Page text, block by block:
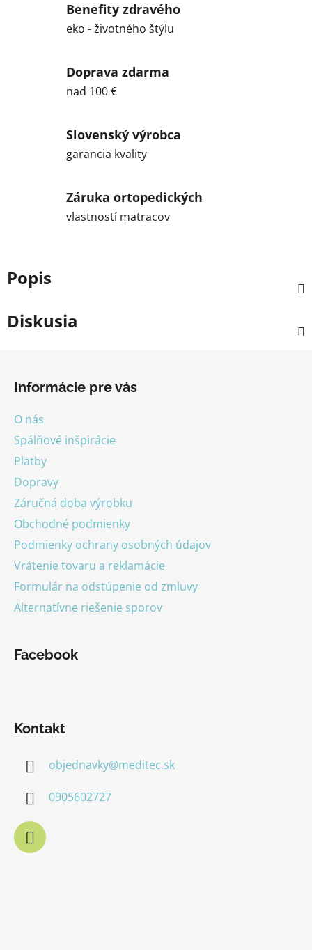
Benefity zdravého
eko - životného štýlu
Doprava zdarma
nad 100 €
Slovenský výrobca
garancia kvality
Záruka ortopedických
vlastností matracov
Popis
Diskusia
Informácie pre vás
O nás
Spálňové inšpirácie
Platby
Dopravy
Záručná doba výrobku
Obchodné podmienky
Podmienky ochrany osobných údajov
Vrátenie tovaru a reklamácie
Formulár na odstúpenie od zmluvy
Alternatívne riešenie sporov
Facebook
Kontakt
objednavky@meditec.sk
0905602727